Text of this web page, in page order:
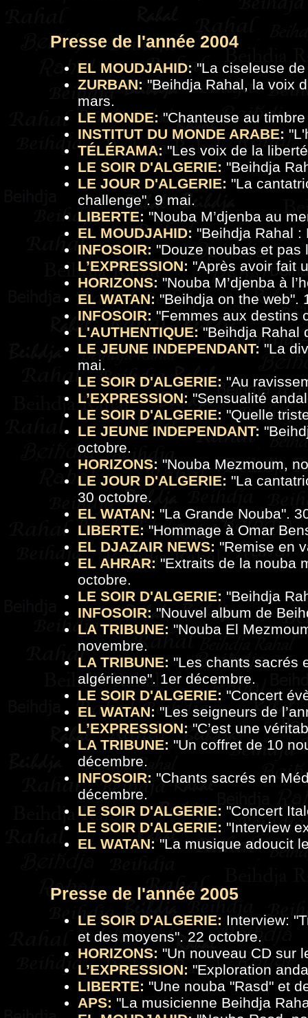
Presse de l'année 2004
EL MOUDJAHID: "La ciseleuse
ZURBAN: "Beihdja Rahal, la voix
mars.
LE MONDE: "Chanteuse au
INSTITUT DU MONDE ARABE: "
TÉLÉRAMA: "Les voix de la liberté
LE SOIR D'ALGERIE: "Beihdja
LE JOUR D'ALGERIE: "La
challenge". 9 mai.
LIBERTE: "Nouba M’djenba au
EL MOUDJAHID: "Beihdja Rahal :
INFOSOIR: "Douze noubas et pas
L’EXPRESSION: "Après avoir fait
HORIZONS: "Nouba M’djenba à
EL WATAN: "Beihdja on the web".
INFOSOIR: "Femmes aux destins
L'AUTHENTIQUE: "Beihdja Rahal
LE JEUNE INDEPENDANT: "La
mai.
LE SOIR D'ALGERIE: "Au
L’EXPRESSION: "Sensualité
LE SOIR D'ALGERIE: "Quelle
LE JEUNE INDEPENDANT: "
octobre.
HORIZONS: "Nouba Mezmoum,
LE JOUR D'ALGERIE: "La
30 octobre.
EL WATAN: "La Grande Nouba".
LIBERTE: "Hommage à Omar
EL DJAZAIR NEWS: "Remise en
EL AHRAR: "Extraits de la nouba
octobre.
LE SOIR D'ALGERIE: "Beihdja
INFOSOIR: "Nouvel album de
LA TRIBUNE: "Nouba El
novembre.
LA TRIBUNE: "Les chants sacrés
algérienne". 1er décembre.
LE SOIR D'ALGERIE: "Concert
EL WATAN: "Les seigneurs de
L’EXPRESSION: "C’est une
LA TRIBUNE: "Un coffret de 10
décembre.
INFOSOIR: "Chants sacrés en
décembre.
LE SOIR D'ALGERIE: "Concert
LE SOIR D'ALGERIE: "Interview
EL WATAN: "La musique adoucit
Presse de l'année 2005
LE SOIR D'ALGERIE: Interview: "
et des moyens". 22 octobre.
HORIZONS: "Un nouveau CD sur
L’EXPRESSION: "Exploration
LIBERTE: "Une nouba "Rasd" et
APS: "La musicienne Beihdja